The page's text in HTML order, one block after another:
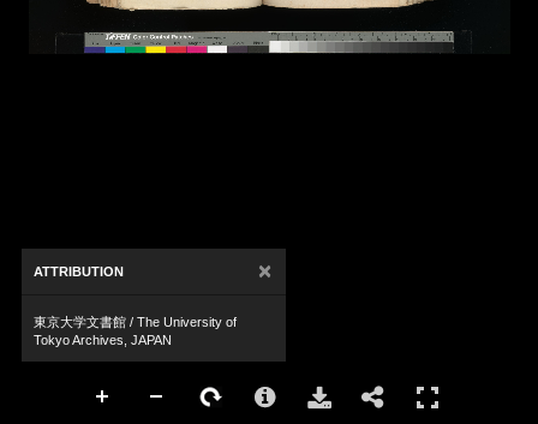
ATTRIBUTION ×
東京大学文書館 / The University of
Tokyo Archives, JAPAN